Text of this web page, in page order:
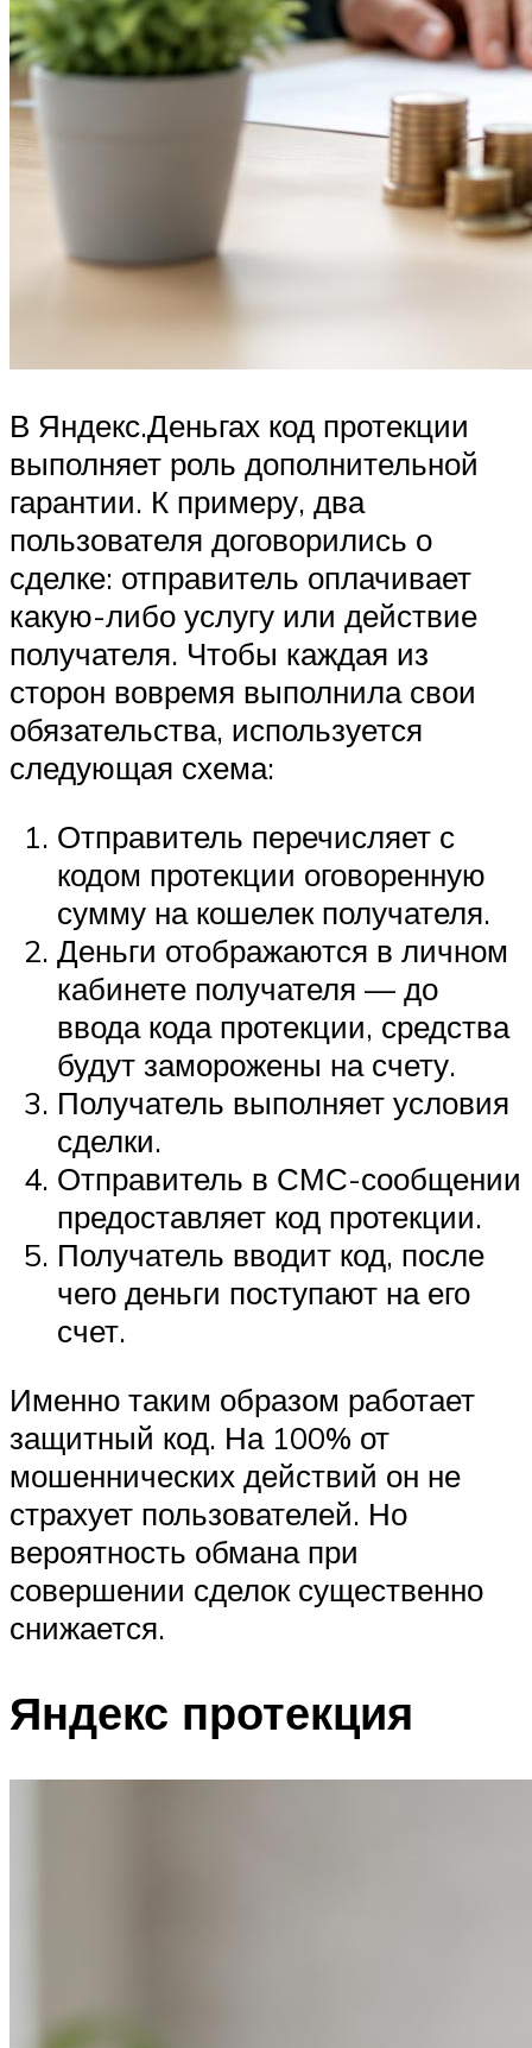
В Яндекс.Деньгах код протекции
выполняет роль дополнительной
гарантии. К примеру, два
пользователя договорились о
сделке: отправитель оплачивает
какую-либо услугу или действие
получателя. Чтобы каждая из
сторон вовремя выполнила свои
обязательства, используется
следующая схема:
Отправитель перечисляет с
кодом протекции оговоренную
сумму на кошелек получателя.
Деньги отображаются в личном
кабинете получателя — до
ввода кода протекции, средства
будут заморожены на счету.
Получатель выполняет условия
сделки.
Отправитель в СМС-сообщении
предоставляет код протекции.
Получатель вводит код, после
чего деньги поступают на его
счет.
Именно таким образом работает
защитный код. На 100% от
мошеннических действий он не
страхует пользователей. Но
вероятность обмана при
совершении сделок существенно
снижается.
Яндекс протекция